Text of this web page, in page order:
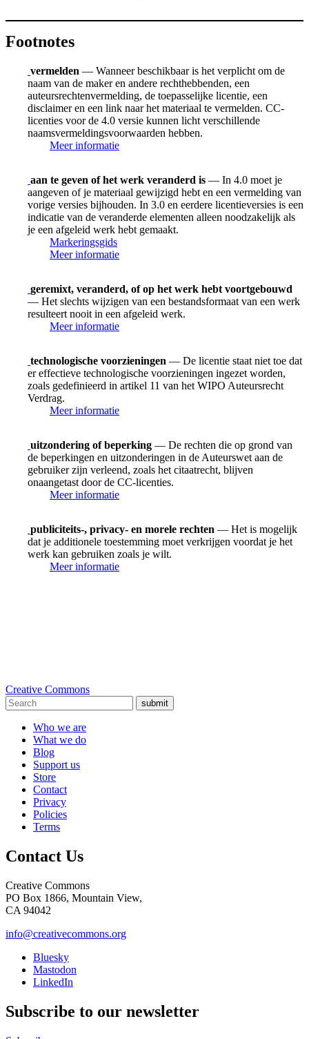
Footnotes
vermelden — Wanneer beschikbaar is het verplicht om de
naam van de maker en andere rechthebbenden, een
auteursrechtenvermelding, de toepasselijke licentie, een
disclaimer en een link naar het materiaal te vermelden. CC-
licenties voor de 4.0 versie kunnen licht verschillende
naamsvermeldingsvoorwaarden hebben.
Meer informatie
aan te geven of het werk veranderd is — In 4.0 moet je
aangeven of je materiaal gewijzigd hebt en een vermelding van
vorige versies bijhouden. In 3.0 en eerdere licentieversies is een
indicatie van de veranderde elementen alleen noodzakelijk als
je een afgeleid werk hebt gemaakt.
Markeringsgids
Meer informatie
geremixt, veranderd, of op het werk hebt voortgebouwd
— Het slechts wijzigen van een bestandsformaat van een werk
resulteert nooit in een afgeleid werk.
Meer informatie
technologische voorzieningen — De licentie staat niet toe dat
er effectieve technologische voorzieningen ingezet worden,
zoals gedefinieerd in artikel 11 van het WIPO Auteursrecht
Verdrag.
Meer informatie
uitzondering of beperking — De rechten die op grond van
de beperkingen en uitzonderingen in de Auteurswet aan de
gebruiker zijn verleend, zoals het citaatrecht, blijven
onaangetast door de CC-licenties.
Meer informatie
publiciteits-, privacy- en morele rechten — Het is mogelijk
dat je additionele toestemming moet verkrijgen voordat je het
werk kan gebruiken zoals je wilt.
Meer informatie
Creative Commons
submit
Who we are
What we do
Blog
Support us
Store
Contact
Privacy
Policies
Terms
Contact Us
Creative Commons
PO Box 1866, Mountain View,
CA 94042
info@creativecommons.org
Bluesky
Mastodon
LinkedIn
Subscribe to our newsletter